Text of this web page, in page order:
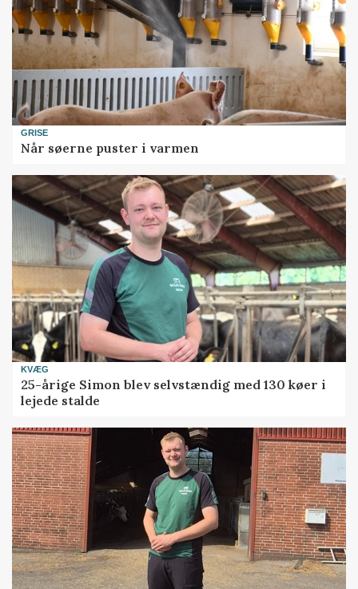
GRISE
Når søerne puster i varmen
KVÆG
25-årige Simon blev selvstændig med 130 køer i
lejede stalde